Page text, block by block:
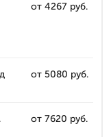
от 4267 руб.
от 5080 руб.
от 7620 руб.